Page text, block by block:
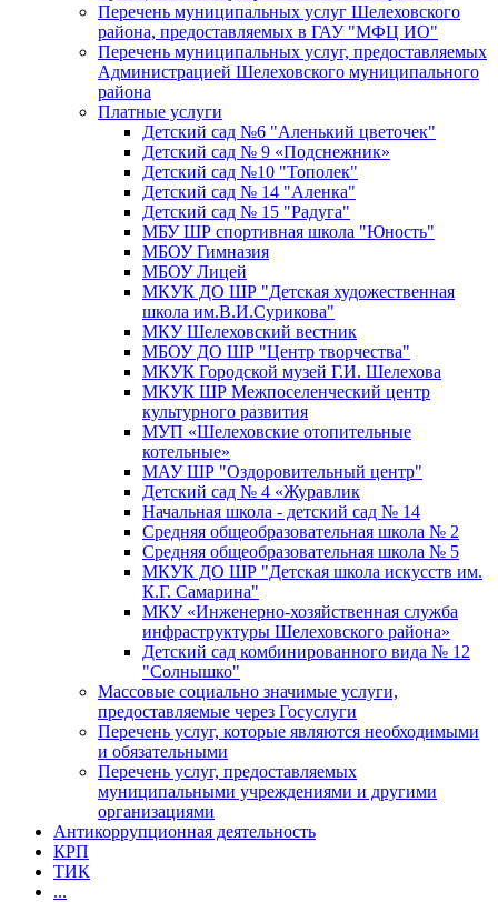
Перечень муниципальных услуг Шелеховского
района, предоставляемых в ГАУ "МФЦ ИО"
Перечень муниципальных услуг, предоставляемых
Администрацией Шелеховского муниципального
района
Платные услуги
Детский сад №6 "Аленький цветочек"
Детский сад № 9 «Подснежник»
Детский сад №10 "Тополек"
Детский сад № 14 "Аленка"
Детский сад № 15 "Радуга"
МБУ ШР спортивная школа "Юность"
МБОУ Гимназия
МБОУ Лицей
МКУК ДО ШР "Детская художественная
школа им.В.И.Сурикова"
МКУ Шелеховский вестник
МБОУ ДО ШР "Центр творчества"
МКУК Городской музей Г.И. Шелехова
МКУК ШР Межпоселенческий центр
культурного развития
МУП «Шелеховские отопительные
котельные»
МАУ ШР "Оздоровительный центр"
Детский сад № 4 «Журавлик
Начальная школа - детский сад № 14
Средняя общеобразовательная школа № 2
Средняя общеобразовательная школа № 5
МКУК ДО ШР "Детская школа искусств им.
К.Г. Самарина"
МКУ «Инженерно-хозяйственная служба
инфраструктуры Шелеховского района»
Детский сад комбинированного вида № 12
"Солнышко"
Массовые социально значимые услуги,
предоставляемые через Госуслуги
Перечень услуг, которые являются необходимыми
и обязательными
Перечень услуг, предоставляемых
муниципальными учреждениями и другими
организациями
Антикоррупционная деятельность
КРП
ТИК
...